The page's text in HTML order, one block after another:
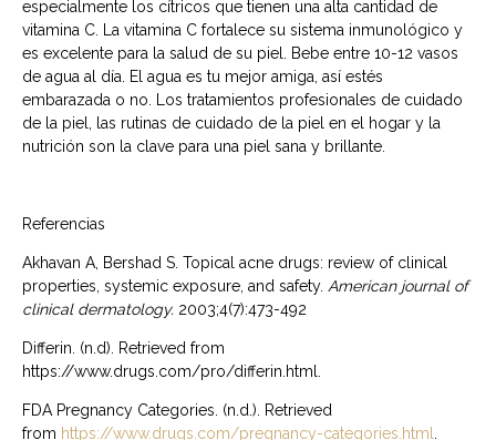
especialmente los cítricos que tienen una alta cantidad de
vitamina C. La vitamina C fortalece su sistema inmunológico y
es excelente para la salud de su piel. Bebe entre 10-12 vasos
de agua al día. El agua es tu mejor amiga, así estés
embarazada o no. Los tratamientos profesionales de cuidado
de la piel, las rutinas de cuidado de la piel en el hogar y la
nutrición son la clave para una piel sana y brillante.
Referencias
Akhavan A, Bershad S. Topical acne drugs: review of clinical
properties, systemic exposure, and safety. American journal of
clinical dermatology. 2003;4(7):473-492
Differin. (n.d). Retrieved from
https://www.drugs.com/pro/differin.html.
FDA Pregnancy Categories. (n.d.). Retrieved
from https://www.drugs.com/pregnancy-categories.html